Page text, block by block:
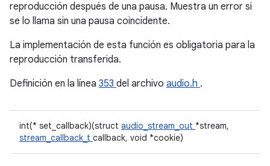
reproducción después de una pausa. Muestra un error si
se lo llama sin una pausa coincidente.
La implementación de esta función es obligatoria para la
reproducción transferida.
Definición en la línea 353 del archivo audio.h .
int(* set_callback)(struct audio_stream_out *stream,
stream_callback_t callback, void *cookie)